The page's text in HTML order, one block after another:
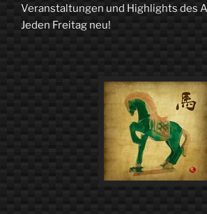
Veranstaltungen und Highlights des
Jeden Freitag neu!